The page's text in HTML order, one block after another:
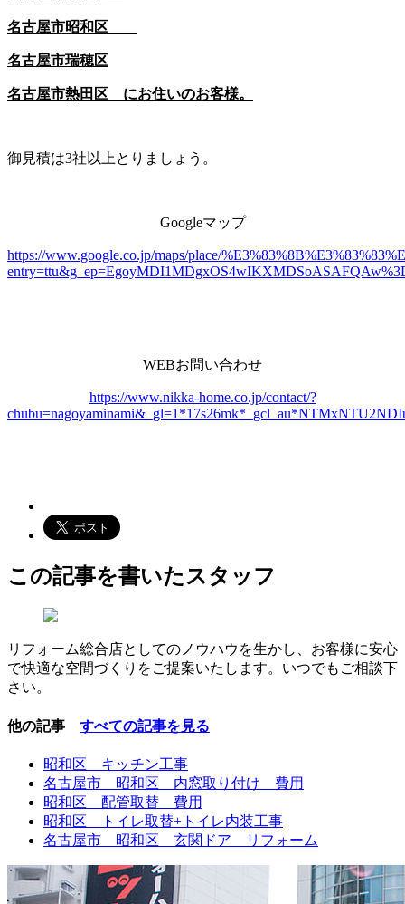
名古屋市昭和区
名古屋市瑞穂区
名古屋市熱田区 にお住いのお客様。
御見積は3社以上とりましょう。
Googleマップ
https://www.google.co.jp/maps/place/
WEBお問い合わせ
https://www.nikka-home.co.jp/contact/?
この記事を書いたスタッフ
リフォーム総合店としてのノウハウを生かし、お客様に安心
で快適な空間づくりをご提案いたします。いつでもご相談下
さい。
他の記事 すべての記事を見る
昭和区 キッチン工事
名古屋市 昭和区 内窓取り付け 費用
昭和区 配管取替 費用
昭和区 トイレ取替+トイレ内装工事
名古屋市 昭和区 玄関ドア リフォーム